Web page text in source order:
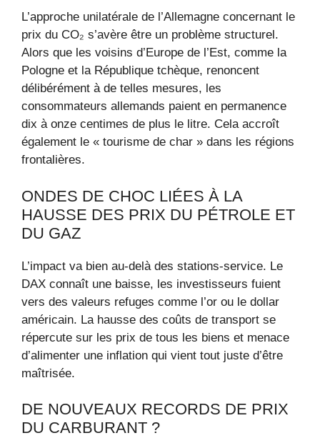
L’approche unilatérale de l’Allemagne concernant le
prix du CO₂ s’avère être un problème structurel.
Alors que les voisins d’Europe de l’Est, comme la
Pologne et la République tchèque, renoncent
délibérément à de telles mesures, les
consommateurs allemands paient en permanence
dix à onze centimes de plus le litre. Cela accroît
également le « tourisme de char » dans les régions
frontalières.
ONDES DE CHOC LIÉES À LA
HAUSSE DES PRIX DU PÉTROLE ET
DU GAZ
L’impact va bien au-delà des stations-service. Le
DAX connaît une baisse, les investisseurs fuient
vers des valeurs refuges comme l’or ou le dollar
américain. La hausse des coûts de transport se
répercute sur les prix de tous les biens et menace
d’alimenter une inflation qui vient tout juste d’être
maîtrisée.
DE NOUVEAUX RECORDS DE PRIX
DU CARBURANT ?